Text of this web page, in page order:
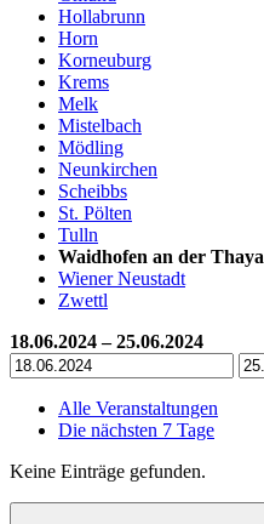
Hollabrunn
Horn
Korneuburg
Krems
Melk
Mistelbach
Mödling
Neunkirchen
Scheibbs
St. Pölten
Tulln
Waidhofen an der Thaya
Wiener Neustadt
Zwettl
18.06.2024 – 25.06.2024
Alle Veranstaltungen
Die nächsten 7 Tage
Keine Einträge gefunden.